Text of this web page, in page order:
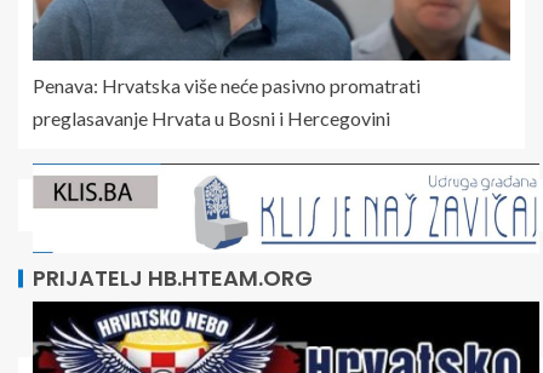
Penava: Hrvatska više neće pasivno promatrati
preglasavanje Hrvata u Bosni i Hercegovini
PRIJATELJ HB.HTEAM.ORG